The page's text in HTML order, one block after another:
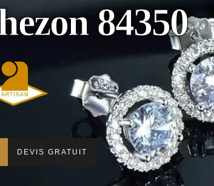
84350
DEVIS GRATUIT